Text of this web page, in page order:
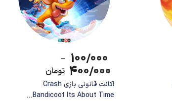
۱۰۰/۰۰۰ –
۴۰۰/۰۰۰ تومان
اکانت قانونی بازی Crash
Bandicoot Its About Time...